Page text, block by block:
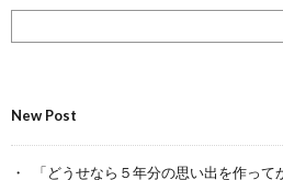
New Post
「どうせなら５年分の思い出を作っ